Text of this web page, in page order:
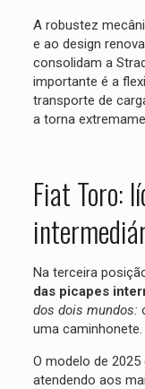
A robustez
e ao design
consolidam a
importante é a
transporte de
a torna
Fiat Toro:
Na terceira
das picapes
dos dois mundos:
uma caminhonete.
O modelo de
atendendo aos